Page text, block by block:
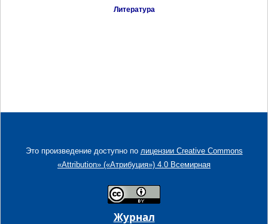
Литература
Это произведение доступно по лицензии Creative Commons
«Attribution» («Атрибуция») 4.0 Всемирная
Журнал